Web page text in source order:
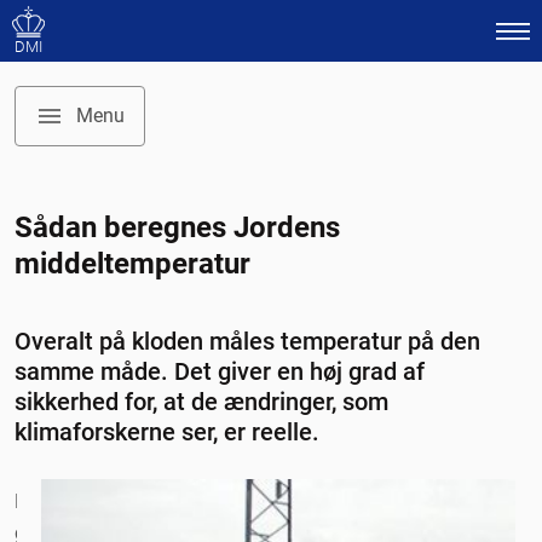
DMI
Menu
Analyser supplerer termometrene
Gode målinger i 150 år
Krigen på Krim hjalp klimaforskerne
Intet problem med varme byer
Satellitter får stigende betydning i klimaforskningen
Temperaturen som fysisk begreb
Sådan beregnes Jordens
middeltemperatur
Overalt på kloden måles temperatur på den
samme måde. Det giver en høj grad af
sikkerhed for, at de ændringer, som
klimaforskerne ser, er reelle.
globale